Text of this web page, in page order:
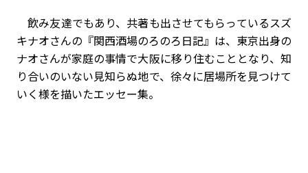
飲み友達でもあり、共著も出させてもらっているスズ
キナオさんの『関西酒場のろのろ日記』は、東京出身の
ナオさんが家庭の事情で大阪に移り住むこととなり、知
り合いのいない見知らぬ地で、徐々に居場所を見つけて
いく様を描いたエッセー集。